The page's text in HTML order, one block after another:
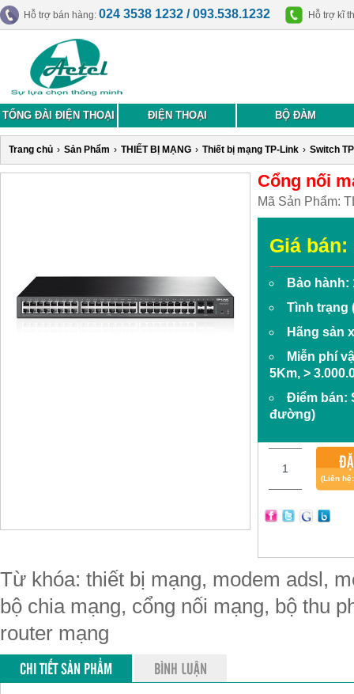
Hỗ trợ bán hàng: 024 3538 1232 / 093.538.1232 Hỗ trợ kĩ
TỔNG ĐÀI ĐIỆN THOẠI ĐIỆN THOẠI BỘ ĐÀM
Trang chủ › Sản Phẩm › THIẾT BỊ MẠNG › Thiết bị mạng TP-Link › Switch
Cổng nối
Mã Sản Phẩm:
Giá bán:
Bảo hành:
Tình trạng
Hãng sản
Miễn phí
5Km, >
Điểm bán:
đường)
(Liên
Từ khóa: thiết bị mạng, modem adsl,
bộ chia mạng, cổng nối mạng, bộ thu
router mạng
CHI TIẾT SẢN PHẨM BÌNH LUẬN